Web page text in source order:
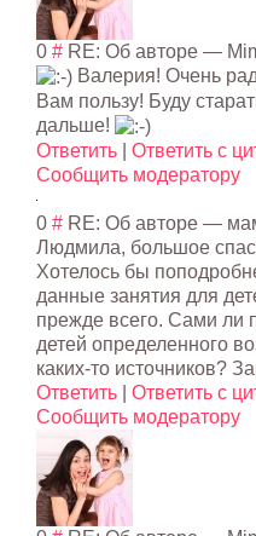
0 # RE: Об авторе —
Валерия! Очень
Вам пользу! Буду
дальше!
Ответить
Ответить с
Сообщить модератору
0 # RE: Об авторе —
Людмила, большое
Хотелось бы
данные занятия для
прежде всего. Сами ли
детей определенного
каких-то источников?
Ответить
Ответить с
Сообщить модератору